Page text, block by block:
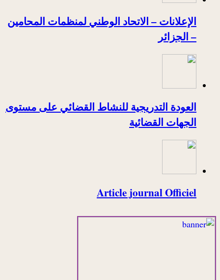
الإعلانات – الاتحاد الوطني لمنظمات المحامين
– الجزائر
العودة التدريجية للنشاط القضائي على مستوى
الجهات القضائية
Article journal Officiel